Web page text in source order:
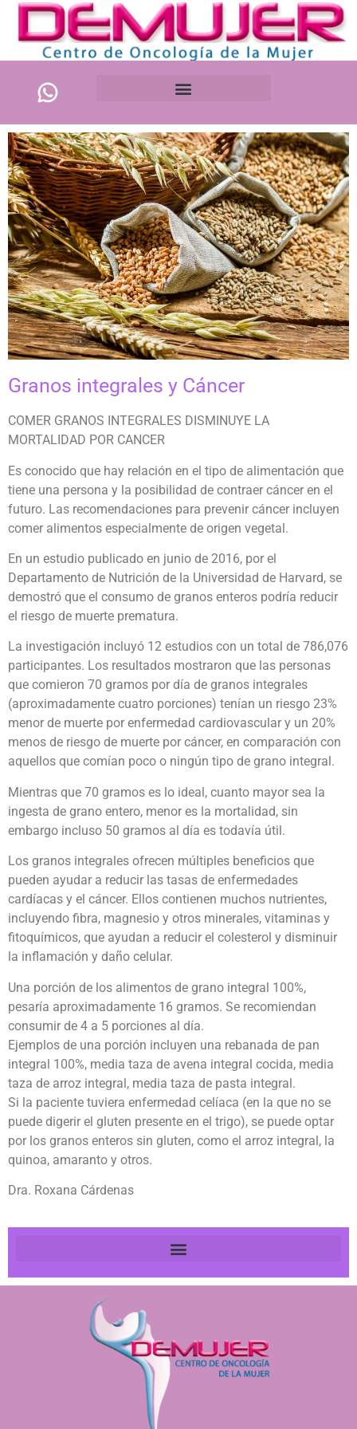
Granos integrales y Cáncer
COMER GRANOS INTEGRALES DISMINUYE LA
MORTALIDAD POR CANCER
Es conocido que hay relación en el tipo de alimentación que
tiene una persona y la posibilidad de contraer cáncer en el
futuro. Las recomendaciones para prevenir cáncer incluyen
comer alimentos especialmente de origen vegetal.
En un estudio publicado en junio de 2016, por el
Departamento de Nutrición de la Universidad de Harvard, se
demostró que el consumo de granos enteros podría reducir
el riesgo de muerte prematura.
La investigación incluyó 12 estudios con un total de 786,076
participantes. Los resultados mostraron que las personas
que comieron 70 gramos por día de granos integrales
(aproximadamente cuatro porciones) tenían un riesgo 23%
menor de muerte por enfermedad cardiovascular y un 20%
menos de riesgo de muerte por cáncer, en comparación con
aquellos que comían poco o ningún tipo de grano integral.
Mientras que 70 gramos es lo ideal, cuanto mayor sea la
ingesta de grano entero, menor es la mortalidad, sin
embargo incluso 50 gramos al día es todavía útil.
Los granos integrales ofrecen múltiples beneficios que
pueden ayudar a reducir las tasas de enfermedades
cardíacas y el cáncer. Ellos contienen muchos nutrientes,
incluyendo fibra, magnesio y otros minerales, vitaminas y
fitoquímicos, que ayudan a reducir el colesterol y disminuir
la inflamación y daño celular.
Una porción de los alimentos de grano integral 100%,
pesaría aproximadamente 16 gramos. Se recomiendan
consumir de 4 a 5 porciones al día.
Ejemplos de una porción incluyen una rebanada de pan
integral 100%, media taza de avena integral cocida, media
taza de arroz integral, media taza de pasta integral.
Si la paciente tuviera enfermedad celíaca (en la que no se
puede digerir el gluten presente en el trigo), se puede optar
por los granos enteros sin gluten, como el arroz integral, la
quinoa, amaranto y otros.
Dra. Roxana Cárdenas